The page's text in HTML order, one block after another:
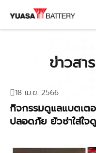
ข่าวสา
18 เม.ย. 2566
กิจกรรมดูแลแบตเต
ปลอดภัย ยัวซ่าใส่ใ